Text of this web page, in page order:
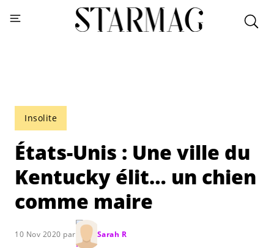
Insolite
États-Unis : Une ville du
Kentucky élit… un chien
comme maire
10 Nov 2020 par Sarah R